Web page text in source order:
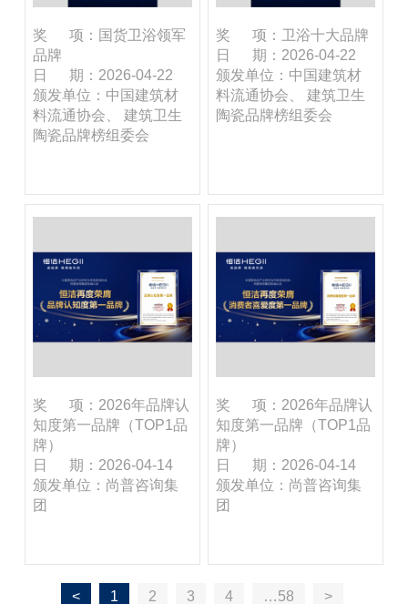
奖 项：国货卫浴领军
品牌
日 期：2026-04-22
颁发单位：中国建筑材
料流通协会、 建筑卫生
陶瓷品牌榜组委会
奖 项：卫浴十大品牌
日 期：2026-04-22
颁发单位：中国建筑材
料流通协会、 建筑卫生
陶瓷品牌榜组委会
奖 项：2026年品牌认
知度第一品牌（TOP1品
牌）
日 期：2026-04-14
颁发单位：尚普咨询集
团
奖 项：2026年品牌认
知度第一品牌（TOP1品
牌）
日 期：2026-04-14
颁发单位：尚普咨询集
团
< 1 2 3 4 …58 >